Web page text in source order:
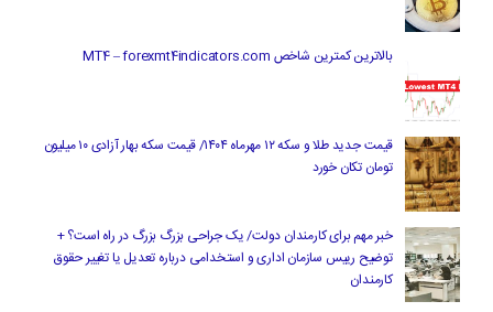
بالاترین کمترین شاخص MT4 – forexmt4indicators.com
قیمت جدید طلا و سکه ۱۲ مهرماه ۱۴۰۴/ قیمت سکه بهار آزادی ۱۰ میلیون
تومان تکان خورد
خبر مهم برای کارمندان دولت/ یک جراحی بزرگ بزرگ در راه است؟ +
توضیح رییس سازمان اداری و استخدامی درباره تعدیل یا تغییر حقوق
کارمندان